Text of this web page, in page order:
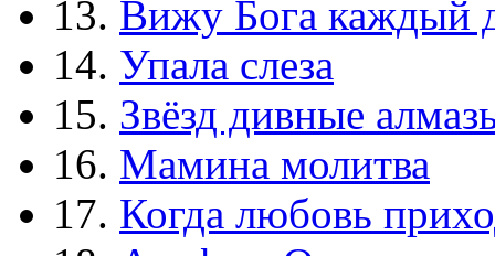
13. Вижу Бога каждый
14. Упала слеза
15. Звёзд дивные
16. Мамина молитва
17. Когда любовь